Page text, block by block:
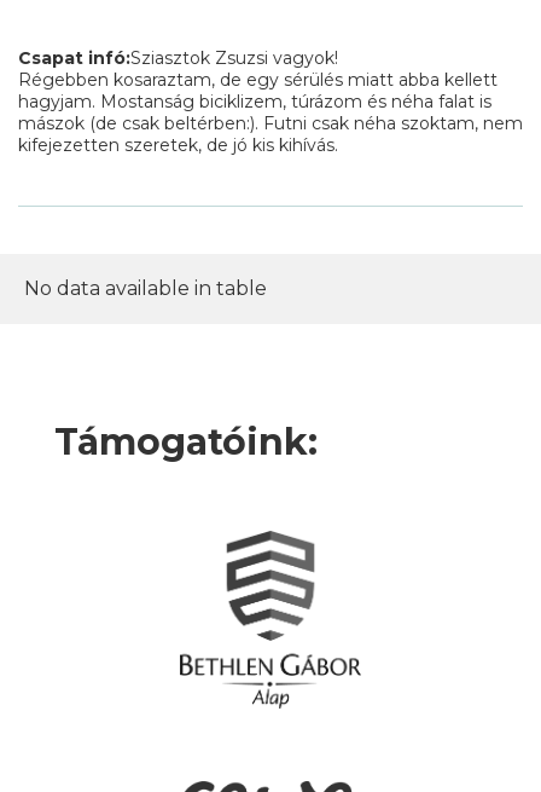
Csapat infó:Sziasztok Zsuzsi vagyok!
Régebben kosaraztam, de egy sérülés miatt abba kellett
hagyjam. Mostanság biciklizem, túrázom és néha falat is
mászok (de csak beltérben:). Futni csak néha szoktam, nem
kifejezetten szeretek, de jó kis kihívás.
No data available in table
Támogatóink: